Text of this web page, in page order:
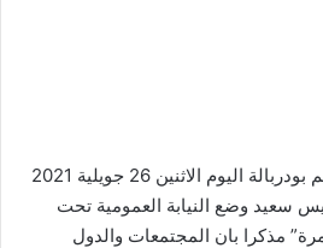
اعتبر عميد المحامين ابراهيم بودربالة اليوم الاثنين 26 جويلية 2021
سعيد وضع النيابة العمومية تحت
مذكرا بان المجتمعات والدول